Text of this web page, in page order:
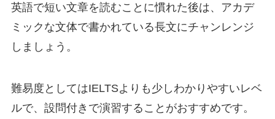
英語で短い文章を読むことに慣れた後は、アカデ
ミックな文体で書かれている長文にチャンレンジ
しましょう。
難易度としてはIELTSよりも少しわかりやすいレベ
ルで、設問付きで演習することがおすすめです。